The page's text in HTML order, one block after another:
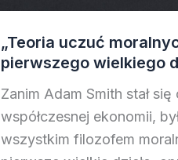
„Teoria uczuć
pierwszego wielkiego
Zanim Adam Smith stał się
współczesnej ekonomii,
wszystkim filozofem